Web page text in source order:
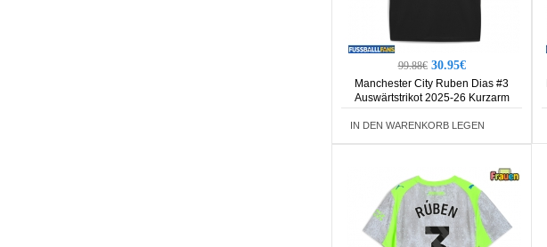
99.88€ 30.95€
Manchester City Ruben Dias #3
Auswärtstrikot 2025-26 Kurzarm
IN DEN WARENKORB LEGEN